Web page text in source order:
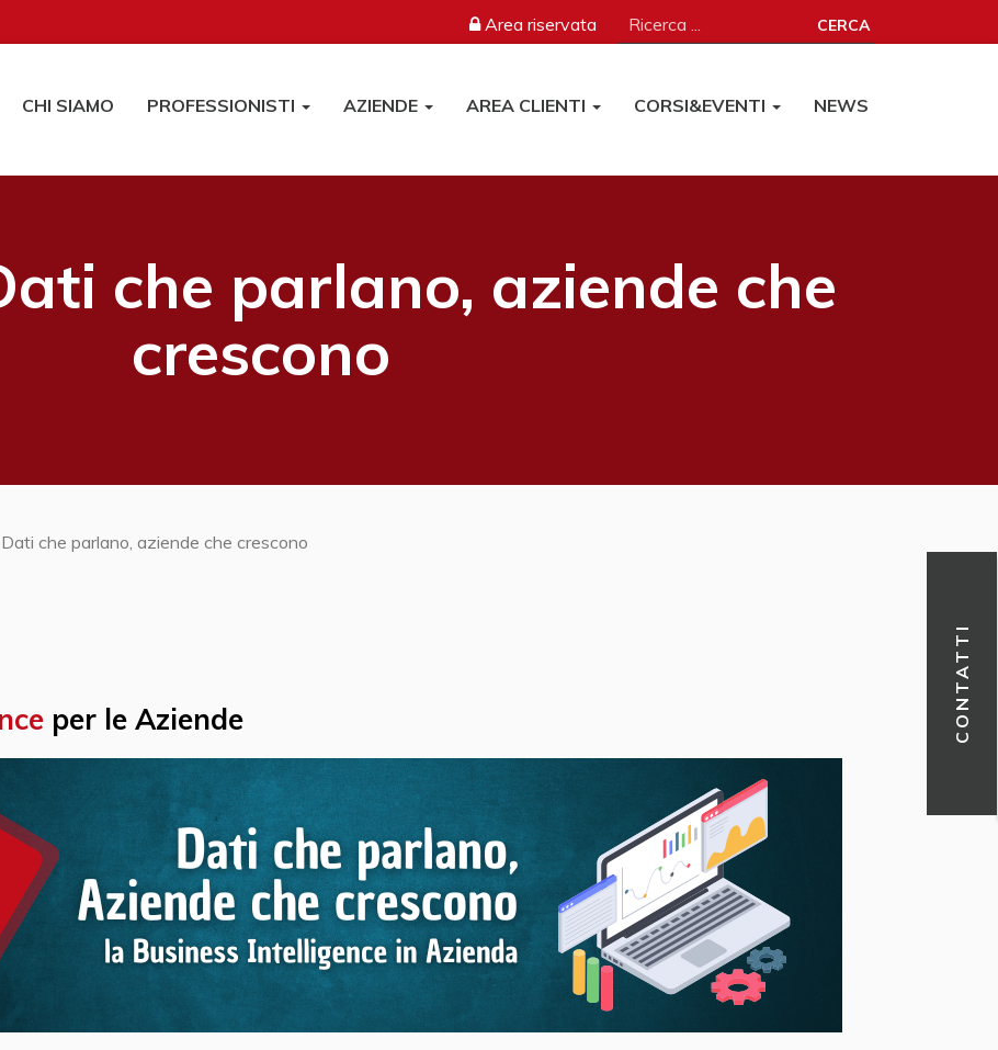
CONTATTI
Area riservata CERCA
CHI SIAMO PROFESSIONISTI AZIENDE AREA CLIENTI CORSI&EVENTI NEWS
che parlano, aziende che
crescono
che parlano, aziende che crescono
per le Aziende